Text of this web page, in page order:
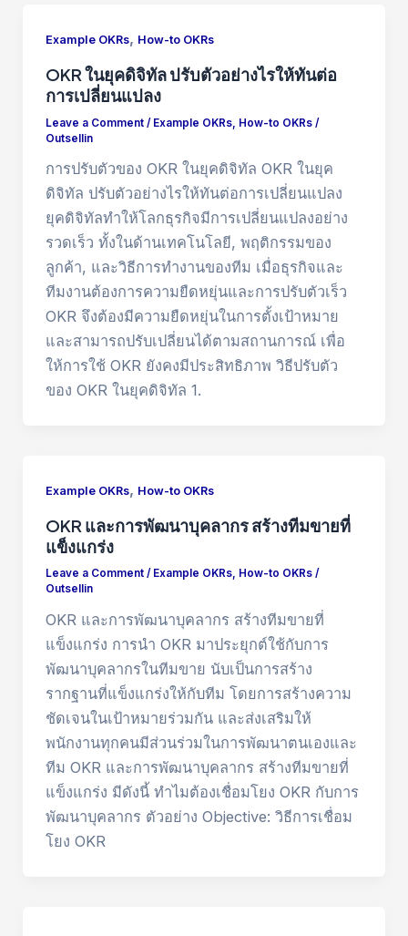
Example OKRs, How-to OKRs
OKR ในยุคดิจิทัล ปรับตัวอย่างไรให้ทันต่อ
การเปลี่ยนแปลง
Leave a Comment / Example OKRs, How-to OKRs/
Outsellin
การปรับตัวของ OKR ในยุคดิจิทัล OKR ในยุค
ดิจิทัล ปรับตัวอย่างไรให้ทันต่อการเปลี่ยนแปลง
ยุคดิจิทัลทำให้โลกธุรกิจมีการเปลี่ยนแปลงอย่าง
รวดเร็ว ทั้งในด้านเทคโนโลยี, พฤติกรรมของ
ลูกค้า, และวิธีการทำงานของทีม เมื่อธุรกิจและ
ทีมงานต้องการความยืดหยุ่นและการปรับตัวเร็ว
OKR จึงต้องมีความยืดหยุ่นในการตั้งเป้าหมาย
และสามารถปรับเปลี่ยนได้ตามสถานการณ์ เพื่อ
ให้การใช้ OKR ยังคงมีประสิทธิภาพ วิธีปรับตัว
ของ OKR ในยุคดิจิทัล 1.
Example OKRs, How-to OKRs
OKR และการพัฒนาบุคลากร สร้างทีมขายที่
แข็งแกร่ง
Leave a Comment / Example OKRs, How-to OKRs/
Outsellin
OKR และการพัฒนาบุคลากร สร้างทีมขายที่
แข็งแกร่ง การนำ OKR มาประยุกต์ใช้กับการ
พัฒนาบุคลากรในทีมขาย นับเป็นการสร้าง
รากฐานที่แข็งแกร่งให้กับทีม โดยการสร้างความ
ชัดเจนในเป้าหมายร่วมกัน และส่งเสริมให้
พนักงานทุกคนมีส่วนร่วมในการพัฒนาตนเองและ
ทีม OKR และการพัฒนาบุคลากร สร้างทีมขายที่
แข็งแกร่ง มีดังนี้ ทำไมต้องเชื่อมโยง OKR กับการ
พัฒนาบุคลากร ตัวอย่าง Objective: วิธีการเชื่อม
โยง OKR